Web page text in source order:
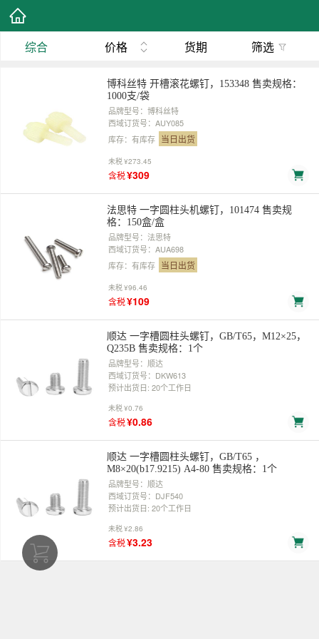
综合 价格 货期 筛选
博科丝特 开槽滚花螺钉，153348 售卖规格：
1000支/袋
品牌型号：博科丝特
西域订货号：AUY085
库存：有库存 当日出货
未税¥273.45
含税¥309
法思特 一字圆柱头机螺钉，101474 售卖规
格：150盒/盒
品牌型号：法思特
西域订货号：AUA698
库存：有库存 当日出货
未税¥96.46
含税¥109
顺达 一字槽圆柱头螺钉，GB/T65，M12×25，
Q235B 售卖规格：1个
品牌型号：顺达
西域订货号：DKW613
预计出货日: 20个工作日
未税¥0.76
含税¥0.86
顺达 一字槽圆柱头螺钉，GB/T65 ，
M8×20(b17.9215) A4-80 售卖规格：1个
品牌型号：顺达
西域订货号：DJF540
预计出货日: 20个工作日
未税¥2.86
含税¥3.23